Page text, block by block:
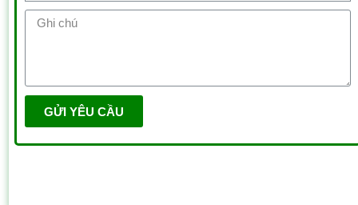
GỬI YÊU CẦU